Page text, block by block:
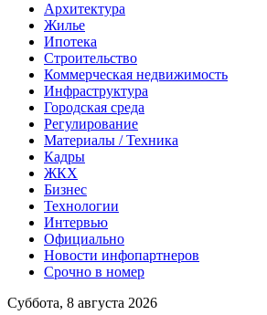
Архитектура
Жилье
Ипотека
Строительство
Коммерческая недвижимость
Инфраструктура
Городская среда
Регулирование
Материалы / Техника
Кадры
ЖКХ
Бизнес
Технологии
Интервью
Официально
Новости инфопартнеров
Срочно в номер
Суббота, 8 августа 2026